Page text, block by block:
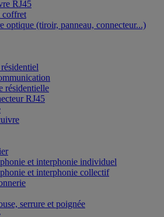
RJ45
coffret
optique (tiroir, panneau, connecteur...)
résidentielle
RJ45
et interphonie individuel
et interphonie collectif
serrure et poignée